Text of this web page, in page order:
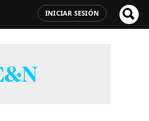
INICIAR SESIÓN